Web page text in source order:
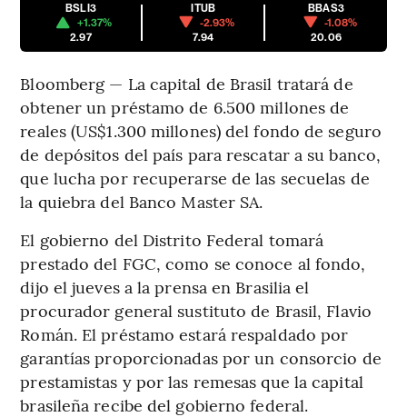
BSLI3
+1.37%
2.97
ITUB
-2.93%
7.94
BBAS3
-1.08%
20.06
Bloomberg — La capital de Brasil tratará de
obtener un préstamo de 6.500 millones de
reales (US$1.300 millones) del fondo de seguro
de depósitos del país para rescatar a su banco,
que lucha por recuperarse de las secuelas de
la quiebra del Banco Master SA.
El gobierno del Distrito Federal tomará
prestado del FGC, como se conoce al fondo,
dijo el jueves a la prensa en Brasilia el
procurador general sustituto de Brasil, Flavio
Román. El préstamo estará respaldado por
garantías proporcionadas por un consorcio de
prestamistas y por las remesas que la capital
brasileña recibe del gobierno federal.